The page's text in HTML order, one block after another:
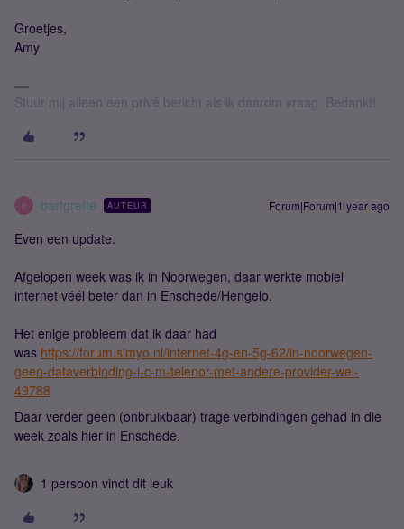
Groetjes,
Amy
Stuur mij alleen een privé bericht als ik daarom vraag. Bedankt!
B bartgrefte AUTEUR Forum|Forum|1 year ago
Even een update.
Afgelopen week was ik in Noorwegen, daar werkte mobiel
internet véél beter dan in Enschede/Hengelo.
Het enige probleem dat ik daar had
was https://forum.simyo.nl/internet-4g-en-5g-62/in-noorwegen-
geen-dataverbinding-i-c-m-telenor-met-andere-provider-wel-
49788
Daar verder geen (onbruikbaar) trage verbindingen gehad in die
week zoals hier in Enschede.
1 persoon vindt dit leuk